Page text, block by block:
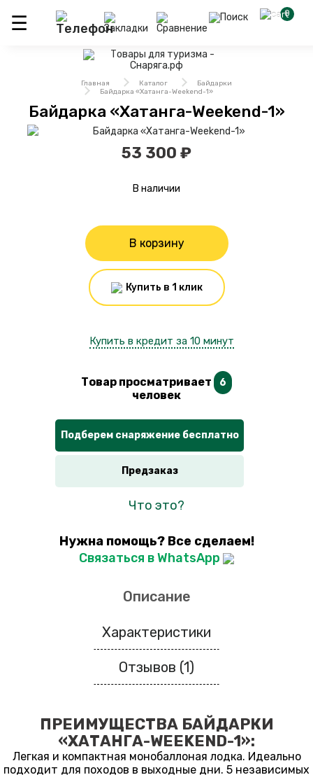
0
Главная Каталог
Байдарки
Байдарка «Хатанга-Weekend-1»
Байдарка «Хатанга-Weekend-1»
53 300 ₽
В наличии
В корзину
Купить в 1 клик
Купить в кредит за 10 минут
Товар просматривает 6
человек
Подберем снаряжение бесплатно
Предзаказ
Что это?
Нужна помощь? Все сделаем!
Связаться в WhatsApp
Описание
Характеристики
Отзывов (1)
ПРЕИМУЩЕСТВА БАЙДАРКИ
«ХАТАНГА-WEEKEND-1»:
Легкая и компактная монобаллоная лодка. Идеально
подходит для походов в выходные дни. 5 независимых